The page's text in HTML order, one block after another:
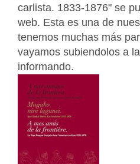
carlista. 1833-1876" se
web. Esta es una de
tenemos muchas más
vayamos subiendolos a
informando.